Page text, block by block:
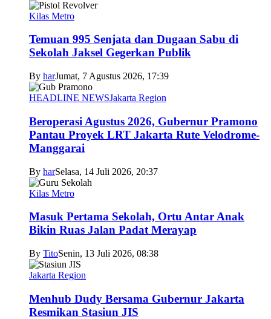
Kilas Metro
Temuan 995 Senjata dan Dugaan Sabu di
Sekolah Jaksel Gegerkan Publik
By harJumat, 7 Agustus 2026, 17:39
HEADLINE NEWSJakarta Region
Beroperasi Agustus 2026, Gubernur Pramono
Pantau Proyek LRT Jakarta Rute Velodrome-
Manggarai
By harSelasa, 14 Juli 2026, 20:37
Kilas Metro
Masuk Pertama Sekolah, Ortu Antar Anak
Bikin Ruas Jalan Padat Merayap
By TitoSenin, 13 Juli 2026, 08:38
Jakarta Region
Menhub Dudy Bersama Gubernur Jakarta
Resmikan Stasiun JIS